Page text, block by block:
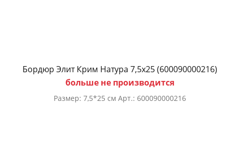
Бордюр Элит Крим Натура 7,5х25 (600090000216)
больше не производится
Размер: 7,5*25 см Арт.: 600090000216